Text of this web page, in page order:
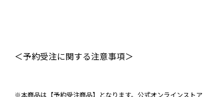
＜予約受注に関する注意事項＞
※本商品は【予約受注商品】となります。公式オンラインストア